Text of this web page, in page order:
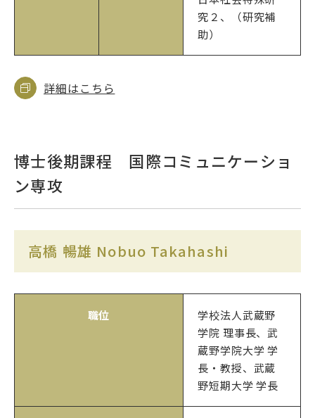
究２、（研究補
助）
詳細はこちら
博士後期課程 国際コミュニケーショ
ン専攻
高橋 暢雄 Nobuo Takahashi
職位
学校法人武蔵野
学院 理事長、武
蔵野学院大学 学
長・教授、武蔵
野短期大学 学長